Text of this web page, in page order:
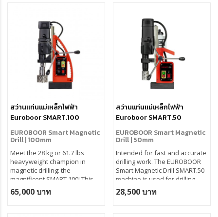
สว่านแท่นแม่เหล็กไฟฟ้า
Euroboor SMART.100
EUROBOOR Smart Magnetic
Drill | 100mm
Meet the 28 kg or 61.7 lbs
heavyweight champion in
magnetic drilling: the
magnificent SMART.100! This
powerhouse achieves perfect
Ø 100 mm or 4-inch diameter
65,000 บาท
สว่านแท่นแม่เหล็กไฟฟ้า
Euroboor SMART.50
EUROBOOR Smart Magnetic
Drill | 50mm
Intended for fast and accurate
drilling work. The EUROBOOR
Smart Magnetic Drill SMART.50
machine is used for drilling
holes up to 50 mm in diameter.
28,500 บาท